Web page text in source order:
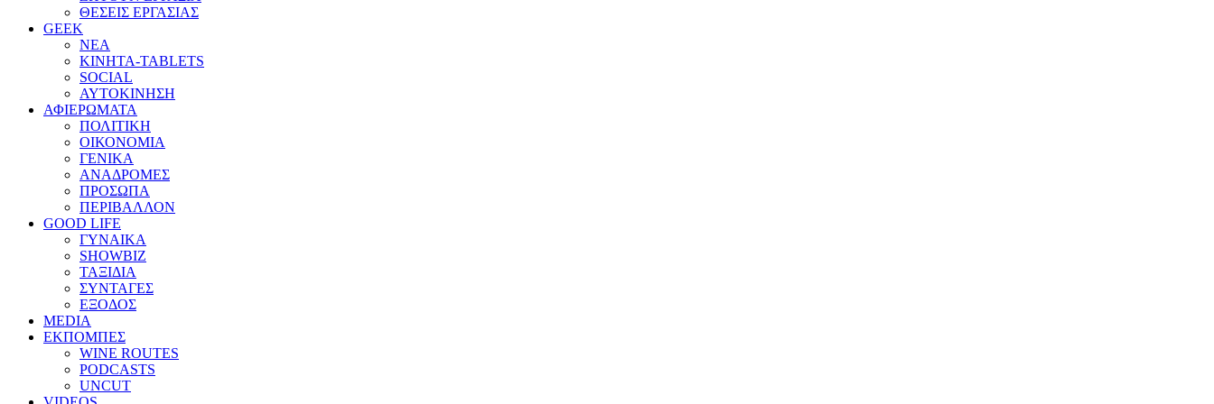
ΘΕΣΕΙΣ ΕΡΓΑΣΙΑΣ
GEEK
ΝΕΑ
ΚΙΝΗΤΑ-TABLETS
SOCIAL
ΑΥΤΟΚΙΝΗΣΗ
ΑΦΙΕΡΩΜΑΤΑ
ΠΟΛΙΤΙΚΗ
ΟΙΚΟΝΟΜΙΑ
ΓΕΝΙΚΑ
ΑΝΑΔΡΟΜΕΣ
ΠΡΟΣΩΠΑ
ΠΕΡΙΒΑΛΛΟΝ
GOOD LIFE
ΓΥΝΑΙΚΑ
SHOWBIZ
ΤΑΞΙΔΙΑ
ΣΥΝΤΑΓΕΣ
ΕΞΟΔΟΣ
MEDIA
ΕΚΠΟΜΠΕΣ
WINE ROUTES
PODCASTS
UNCUT